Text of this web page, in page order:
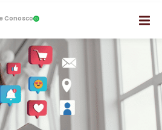
Conosco